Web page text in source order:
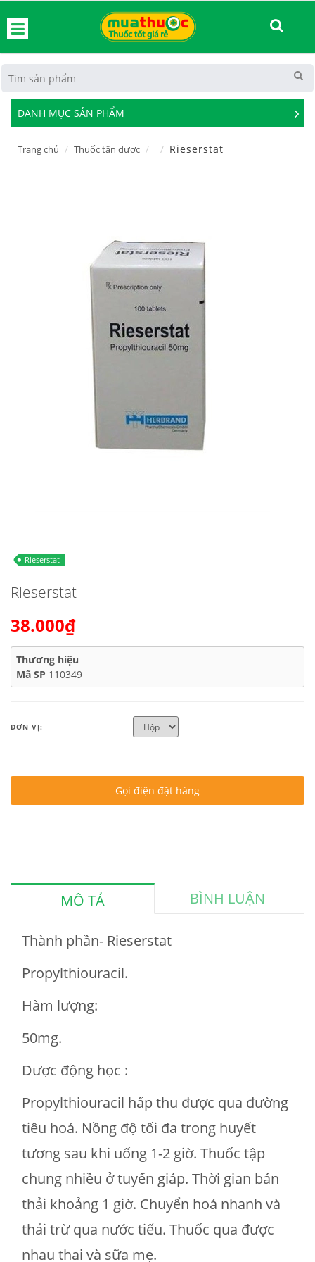
DANH MỤC SẢN PHẨM
See
Trang chủ Thuốc tân dược Rieserstat
Rieserstat
Rieserstat
38.000₫
Thương hiệu
Mã SP 110349
ĐƠN VỊ:
Gọi điện đặt hàng
MÔ TẢ BÌNH LUẬN
Thành phần- Rieserstat
Propylthiouracil.
Hàm lượng:
50mg.
Dược động học :
Propylthiouracil hấp thu được qua đường
tiêu hoá. Nồng độ tối đa trong huyết
tương sau khi uống 1-2 giờ. Thuốc tập
chung nhiều ở tuyến giáp. Thời gian bán
thải khoảng 1 giờ. Chuyển hoá nhanh và
thải trừ qua nước tiểu. Thuốc qua được
nhau thai và sữa mẹ.